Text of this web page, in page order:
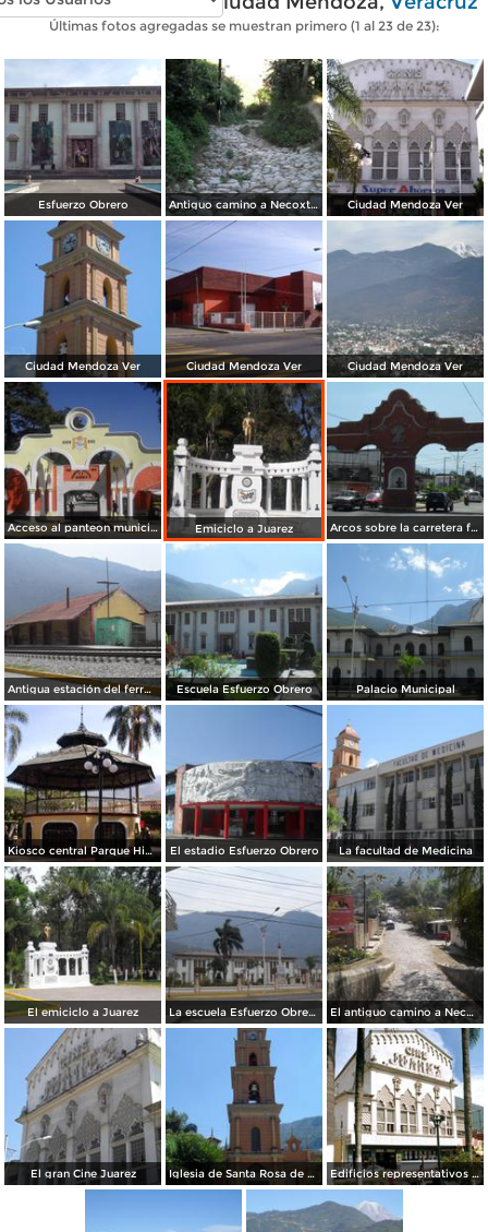
Últimas fotos agregadas se muestran primero (1 al 23 de 23):
Esfuerzo Obrero Antiguo camino a Necoxtla Ciudad Mendoza Ver
Ciudad Mendoza Ver Ciudad Mendoza Ver Ciudad Mendoza Ver
Acceso al panteon municipal Emiciclo a Juarez Arcos sobre la carretera federal en los limites con Nogales
Antigua estación del ferrocarril de Santa Rosa Escuela Esfuerzo Obrero Palacio Municipal
Kiosco central Parque Hidalgo El estadio Esfuerzo Obrero La facultad de Medicina
El emiciclo a Juarez La escuela Esfuerzo Obrero El antiguo camino a Necoxtla
El gran Cine Juarez Iglesia de Santa Rosa de Lima Edificios representativos de Ciudad Mendoza